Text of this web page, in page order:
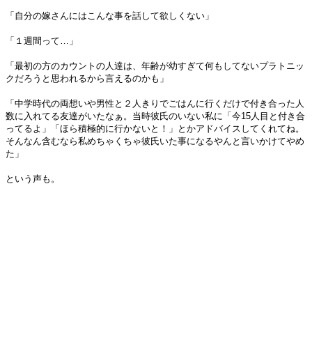
「自分の嫁さんにはこんな事を話して欲しくない」
「１週間って…」
「最初の方のカウントの人達は、年齢が幼すぎて何もしてないプラトニッ
クだろうと思われるから言えるのかも」
「中学時代の両想いや男性と２人きりでごはんに行くだけで付き合った人
数に入れてる友達がいたなぁ。当時彼氏のいない私に「今15人目と付き合
ってるよ」「ほら積極的に行かないと！」とかアドバイスしてくれてね。
そんなん含むなら私めちゃくちゃ彼氏いた事になるやんと言いかけてやめ
た」
という声も。